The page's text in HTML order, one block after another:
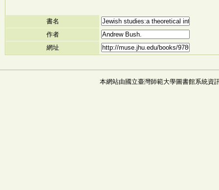
書名
作者
網址
本網站由國立臺灣師範大學圖書館系統資